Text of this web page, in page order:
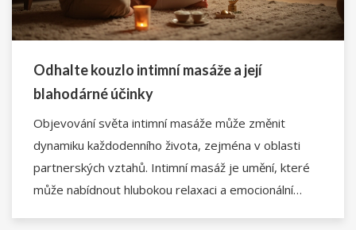
Odhalte kouzlo intimní masáže a její
blahodárné účinky
Objevování světa intimní masáže může změnit
dynamiku každodenního života, zejména v oblasti
partnerských vztahů. Intimní masáž je umění, které
může nabídnout hlubokou relaxaci a emocionální